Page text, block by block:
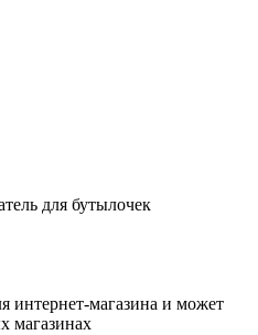
для бутылочек
интернет-магазина и может
магазинах